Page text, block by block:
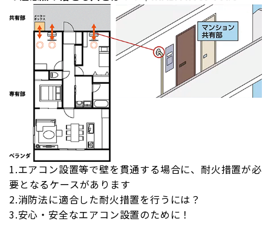
1.エアコン設置等で壁を貫通する場合に、耐火措置が必
要となるケースがあります
2.消防法に適合した耐火措置を行うには？
3.安心・安全なエアコン設置のために！